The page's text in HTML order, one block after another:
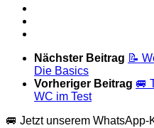
Nächster Beitrag 📝
Die Basics
Vorheriger Beitrag 🚐
WC im Test
🚐 Jetzt unserem WhatsApp-